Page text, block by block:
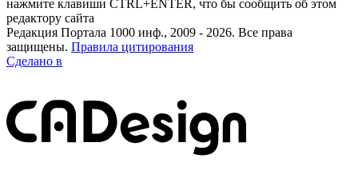
нажмите клавиши CTRL+ENTER, что бы сообщить об этом
редактору сайта
Редакция Портала 1000 инф., 2009 - 2026. Все права
защищены. Правила цитирования
Сделано в